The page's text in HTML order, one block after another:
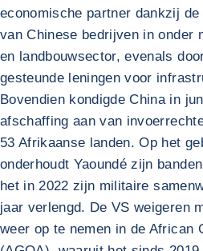
economische partner dankzij
van Chinese bedrijven in onder
en landbouwsector, evenals
gesteunde leningen voor
Bovendien kondigde China in
afschaffing aan van
53 Afrikaanse landen. Op het
onderhoudt Yaoundé zijn
het in 2022 zijn militaire
jaar verlengd. De VS weigeren
weer op te nemen in de African